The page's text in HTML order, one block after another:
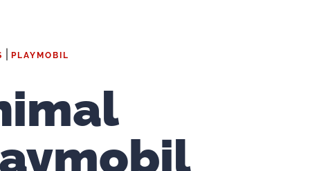
PLAYMOBIL